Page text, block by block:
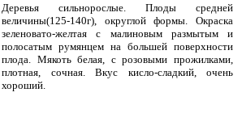
Деревья сильнорослые. Плоды средней
величины(125-140г), округлой формы. Окраска
зеленовато-желтая с малиновым размытым и
полосатым румянцем на большей поверхности
плода. Мякоть белая, с розовыми прожилками,
плотная, сочная. Вкус кисло-сладкий, очень
хороший.